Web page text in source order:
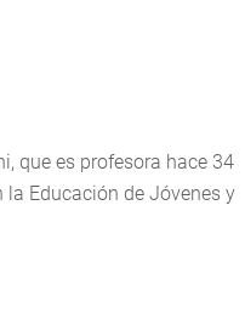
que es profesora hace 34
Educación de Jóvenes y